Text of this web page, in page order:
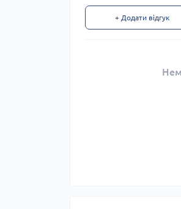
+ Додати відгук